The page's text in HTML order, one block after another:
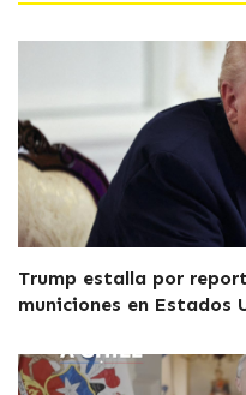
Trump estalla por
municiones en Estados